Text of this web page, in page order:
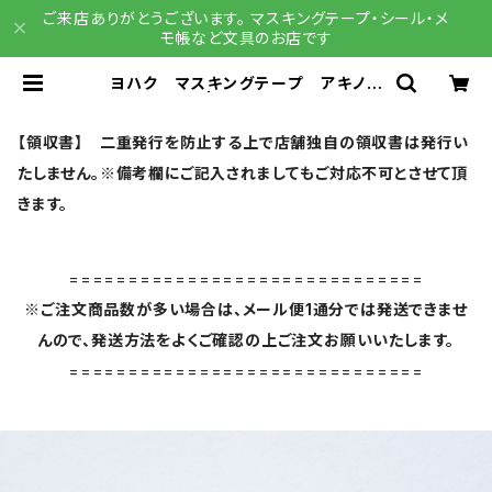
ご来店ありがとうございます。 マスキングテープ・シール・メ
モ帳など文具のお店です
ヨハク マスキングテープ アキノイ
【領収書】 二重発行を防止する上で店舗独自の領収書は発行い
たしません。※備考欄にご記入されましてもご対応不可とさせて頂
きます。
==============================
※ご注文商品数が多い場合は、メール便1通分では発送できませ
んので、発送方法をよくご確認の上ご注文お願いいたします。
==============================